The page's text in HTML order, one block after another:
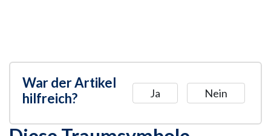
War der Artikel
hilfreich?
Ja Nein